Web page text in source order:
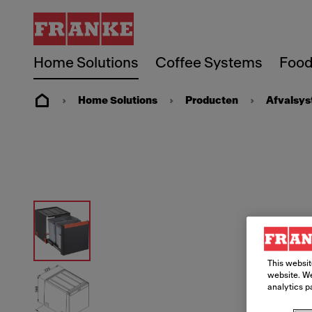
Home Solutions Coffee Systems
Home Solutions Producten
This
website.
analytics